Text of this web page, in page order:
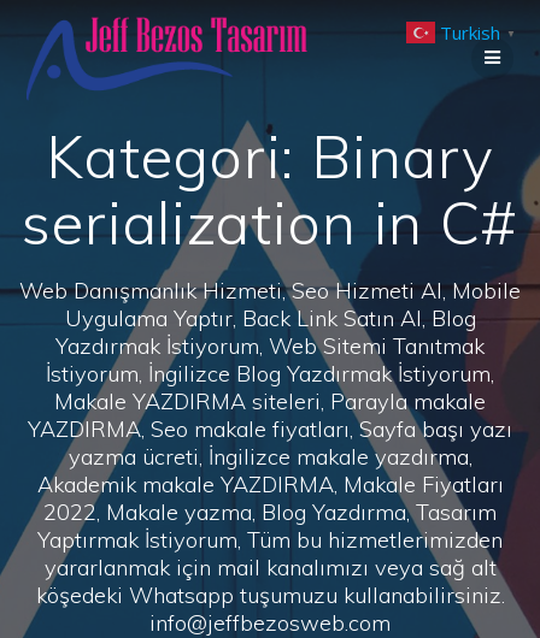
to
Kategori: Binary
serialization in C#
Web Danışmanlık Hizmeti, Seo Hizmeti Al, Mobile
Uygulama Yaptır, Back Link Satın Al, Blog
Yazdırmak İstiyorum, Web Sitemi Tanıtmak
İstiyorum, İngilizce Blog Yazdırmak İstiyorum,
Makale YAZDIRMA siteleri, Parayla makale
YAZDIRMA, Seo makale fiyatları, Sayfa başı yazı
yazma ücreti, İngilizce makale yazdırma,
Akademik makale YAZDIRMA, Makale Fiyatları
2022, Makale yazma, Blog Yazdırma, Tasarım
Yaptırmak İstiyorum, Tüm bu hizmetlerimizden
yararlanmak için mail kanalımızı veya sağ alt
köşedeki Whatsapp tuşumuzu kullanabilirsiniz.
info@jeffbezosweb.com
Turkish ▼